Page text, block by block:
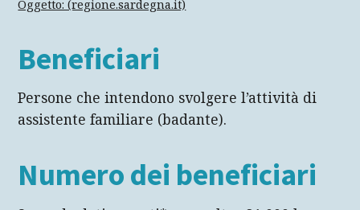
Oggetto: (regione.sardegna.it)
Beneficiari
Persone che intendono svolgere l’attività di
assistente familiare (badante).
Numero dei beneficiari